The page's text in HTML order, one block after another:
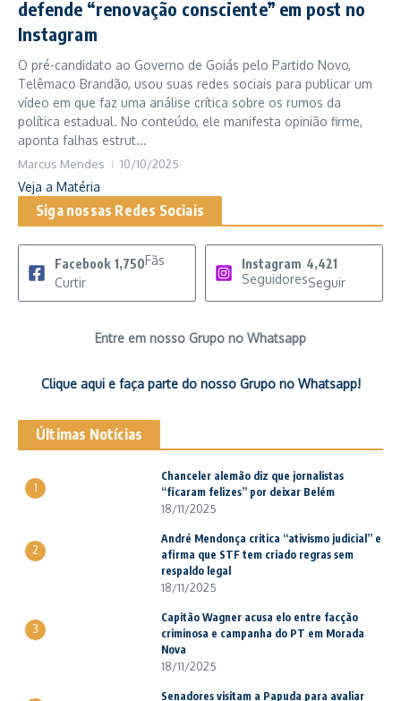
defende “renovação consciente” em post no
Instagram
O pré-candidato ao Governo de Goiás pelo Partido Novo,
Telêmaco Brandão, usou suas redes sociais para publicar um
vídeo em que faz uma análise crítica sobre os rumos da
política estadual. No conteúdo, ele manifesta opinião firme,
aponta falhas estrut...
Marcus Mendes 10/10/2025
Veja a Matéria
Siga nossas Redes Sociais
Facebook 1,750Fãs
Curtir
Instagram 4,421
SeguidoresSeguir
Entre em nosso Grupo no Whatsapp
Clique aqui e faça parte do nosso Grupo no Whatsapp!
Últimas Notícias
1
Chanceler alemão diz que jornalistas
“ficaram felizes” por deixar Belém
18/11/2025
2
André Mendonça critica “ativismo judicial” e
afirma que STF tem criado regras sem
respaldo legal
18/11/2025
3
Capitão Wagner acusa elo entre facção
criminosa e campanha do PT em Morada
Nova
18/11/2025
Senadores visitam a Papuda para avaliar